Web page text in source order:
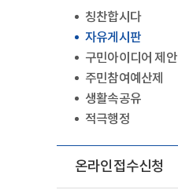
칭찬합시다
자유게시판
구민아이디어 제안
주민참여예산제
생활속공유
적극행정
온라인접수신청